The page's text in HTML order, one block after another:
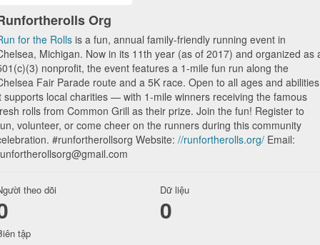
Org
for the Rolls is a fun, annual family-friendly running event in
Michigan. Now in its 11th year (as of 2017) and organized as
nonprofit, the event features a 1-mile fun run along the
Fair Parade route and a 5K race. Open to all ages and
supports local charities — with 1-mile winners receiving the famous
rolls from Common Grill as their prize. Join the fun! Register to
volunteer, or come cheer on the runners during this community
#runfortherollsorg Website: //runfortherolls.org/ Email:
theo dõi Dữ liệu
0
tập